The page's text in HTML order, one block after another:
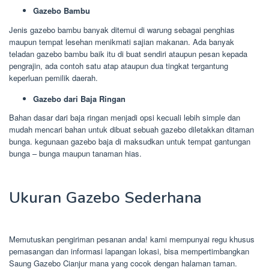
Gazebo Bambu
Jenis gazebo bambu banyak ditemui di warung sebagai penghias
maupun tempat lesehan menikmati sajian makanan. Ada banyak
teladan gazebo bambu baik itu di buat sendiri ataupun pesan kepada
pengrajin, ada contoh satu atap ataupun dua tingkat tergantung
keperluan pemilik daerah.
Gazebo dari Baja Ringan
Bahan dasar dari baja ringan menjadi opsi kecuali lebih simple dan
mudah mencari bahan untuk dibuat sebuah gazebo diletakkan ditaman
bunga. kegunaan gazebo baja di maksudkan untuk tempat gantungan
bunga – bunga maupun tanaman hias.
Ukuran Gazebo Sederhana
Memutuskan pengiriman pesanan anda! kami mempunyai regu khusus
pemasangan dan informasi lapangan lokasi, bisa mempertimbangkan
Saung Gazebo Cianjur mana yang cocok dengan halaman taman.